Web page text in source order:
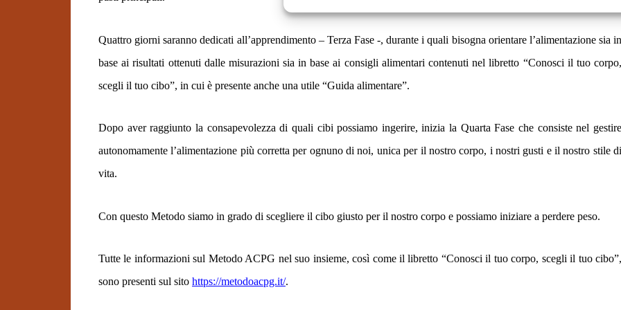
Quattro giorni saranno dedicati all’apprendimento – Terza Fase -, durante i quali bisogna orientare l’alimentazione sia in
base ai risultati ottenuti dalle misurazioni sia in base ai consigli alimentari contenuti nel libretto “Conosci il tuo corpo,
scegli il tuo cibo”, in cui è presente anche una utile “Guida alimentare”.
Dopo aver raggiunto la consapevolezza di quali cibi possiamo ingerire, inizia la Quarta Fase che consiste nel gestire
autonomamente l’alimentazione più corretta per ognuno di noi, unica per il nostro corpo, i nostri gusti e il nostro stile di
vita.
Con questo Metodo siamo in grado di scegliere il cibo giusto per il nostro corpo e possiamo iniziare a perdere peso.
Tutte le informazioni sul Metodo ACPG nel suo insieme, così come il libretto “Conosci il tuo corpo, scegli il tuo cibo”,
sono presenti sul sito https://metodoacpg.it/.